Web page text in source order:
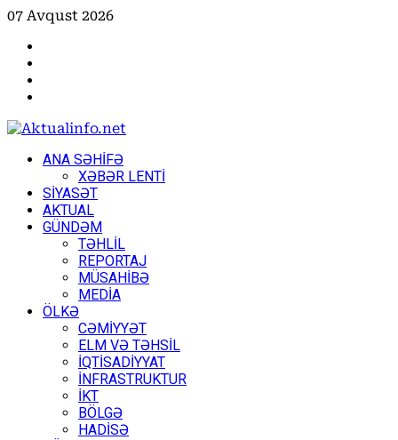
Skip
content
07 Avqust 2026
PrimaryANA SƏHİFƏ
XƏBƏR LENTİ
SİYASƏT
AKTUAL
GÜNDƏM
TƏHLİL
REPORTAJ
MÜSAHİBƏ
MEDİA
ÖLKƏ
CƏMİYYƏT
ELM VƏ TƏHSİL
İQTİSADİYYAT
İNFRASTRUKTUR
İKT
BÖLGƏ
HADİSƏ